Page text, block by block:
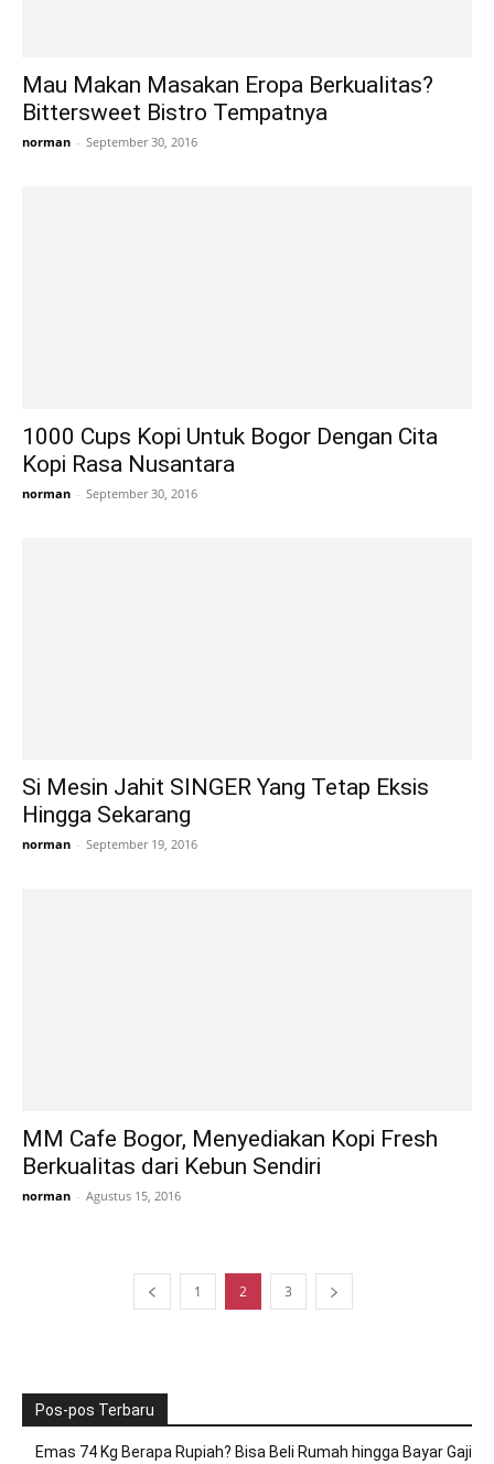
Mau Makan Masakan Eropa Berkualitas?
Bittersweet Bistro Tempatnya
norman - September 30, 2016
1000 Cups Kopi Untuk Bogor Dengan Cita
Kopi Rasa Nusantara
norman - September 30, 2016
Si Mesin Jahit SINGER Yang Tetap Eksis
Hingga Sekarang
norman - September 19, 2016
MM Cafe Bogor, Menyediakan Kopi Fresh
Berkualitas dari Kebun Sendiri
norman - Agustus 15, 2016
1 2 3
Pos-pos Terbaru
Emas 74 Kg Berapa Rupiah? Bisa Beli Rumah hingga Bayar Gaji